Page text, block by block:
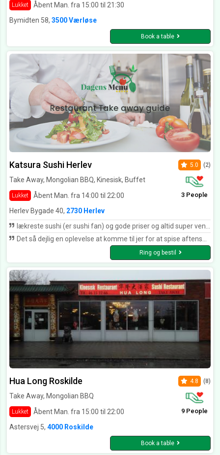
Lukket Åbent Man. fra 15:00 til 21:30
Bymidten 58, 3500 Værløse
Book a table
Katsura Sushi Herlev
Take Away, Mongolian BBQ, Kinesisk, Buffet
Lukket Åbent Man. fra 14:00 til 22:00
5.0 (2)
3 People
Herlev Bygade 40, 2730 Herlev
lækreste sushi (er sushi fan) og gode priser og altid super venlig betjening, tak for det!
Det så dejlig en oplevelse at komme til jer for at spise aftensmad. God mad og gode priser
Ring og bestil
Hua Long Roskilde
Take Away, Mongolian BBQ
Lukket Åbent Man. fra 15:00 til 22:00
4.8 (8)
9 People
Astersvej 5, 4000 Roskilde
Book a table